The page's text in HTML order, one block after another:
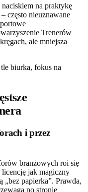
na praktykę
często nieuznawane
Trenerów
ale mniejsza
i przez
branżowych roi się
jak magiczny
„bez papierka”. Prawda,
po stronie